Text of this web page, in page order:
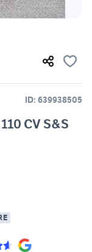
ID: 639938505
CV S&S